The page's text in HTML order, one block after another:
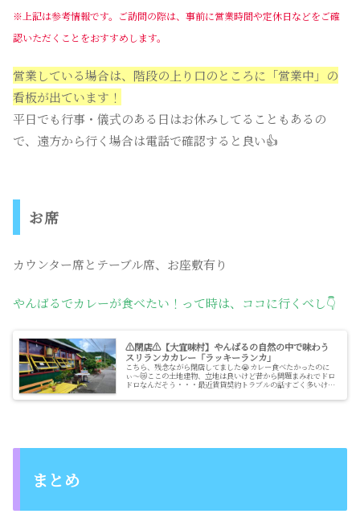
※上記は参考情報です。ご訪問の際は、事前に営業時間や定休日などをご確
認いただくことをおすすめします。
営業している場合は、階段の上り口のところに「営業中」の
看板が出ています！
平日でも行事・儀式のある日はお休みしてることもあるの
で、遠方から行く場合は電話で確認すると良い👍
お席
カウンター席とテーブル席、お座敷有り
やんばるでカレーが食べたい！って時は、ココに行くべし👇
⚠️閉店⚠️【大宜味村】やんばるの自然の中で味わう
スリランカカレー「ラッキーランカ」
こちら、残念ながら閉店してました😭カレー食べたかったのに
ぃ〜😿ここの土地建物、立地は良いけど昔から問題まみれでドロ
ドロなんだそう・・・最近賃貸契約トラブルの話すごく多いけ
的に下調べし...
まとめ